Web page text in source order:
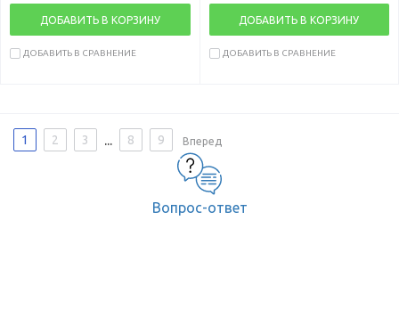
ДОБАВИТЬ В КОРЗИНУ
ДОБАВИТЬ В СРАВНЕНИЕ
ДОБАВИТЬ В КОРЗИНУ
ДОБАВИТЬ В СРАВНЕНИЕ
1 2 3 ... 8 9 Вперед
Вопрос-ответ